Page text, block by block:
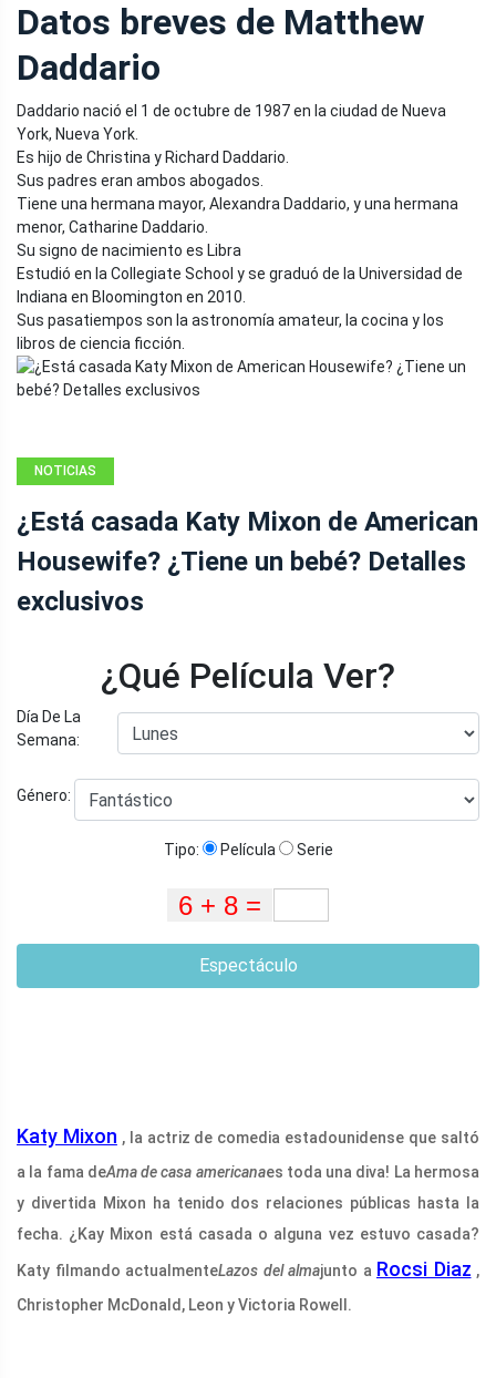
Datos breves de Matthew
Daddario
Daddario nació el 1 de octubre de 1987 en la ciudad de Nueva
York, Nueva York.
Es hijo de Christina y Richard Daddario.
Sus padres eran ambos abogados.
Tiene una hermana mayor, Alexandra Daddario, y una hermana
menor, Catharine Daddario.
Su signo de nacimiento es Libra
Estudió en la Collegiate School y se graduó de la Universidad de
Indiana en Bloomington en 2010.
Sus pasatiempos son la astronomía amateur, la cocina y los
libros de ciencia ficción.
NOTICIAS
¿Está casada Katy Mixon de American
Housewife? ¿Tiene un bebé? Detalles
exclusivos
¿Qué Película Ver?
Día De La
Semana:
Género:
Tipo: Película Serie
Espectáculo
Katy Mixon , la actriz de comedia estadounidense que saltó
a la fama deAma de casa americanaes toda una diva! La hermosa
y divertida Mixon ha tenido dos relaciones públicas hasta la
fecha. ¿Kay Mixon está casada o alguna vez estuvo casada?
Katy filmando actualmenteLazos del almajunto a Rocsi Diaz ,
Christopher McDonald, Leon y Victoria Rowell.